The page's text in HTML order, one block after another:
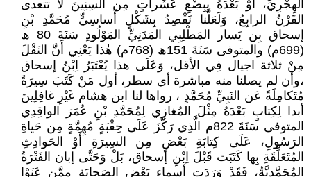
الهِجْرِيِّ، أَوْ بَعْدَهُ بِبِضْعِ عَشَراتٍ مِن السِنِينَ لا تتعدى
القَرْنُ الرابِعُ، وَلَعَلَّنا نَقْصِدُ بِشَكْلٍ أَساسِيٍّ مُحَمَّدِ بْنِ
إسحاق بِن يَسار المَطْلِبِي المَدَنِيِّ المَوْلُودِ سَنَةَ 80 ﮪ
(699م) والمتوفى سَنَةَ 151ﮪ (768م) هٰذا يَعْنِي أَنَّ النَقْلَ
مِنْ ثلاثة اجيال فِي الأقل، وَعَلَى هٰذا يُعْتَبَرُ اِبْنُ إسحاق
،وأن لم يصلنا منه مباشرة أي سطر، أول مَنْ كَتَبَ سِيرَةً
مُتَكامِلَةً عَن النَبِيِّ مُحَمَّدٍ ، رواها لنا ابن هشام غَيْرِ غافِلِينَ
أبدا لِكِتابٍ بَعْدَهُ مِثْلَ المُغازِي لِمُحَمَّدِ بْنِ عُمَرَ الواقِدِي
المتوفى سَنَةَ 822م الَّذِي رَكَّزَ عَلَى حِقْبَةٍ مُهِمَّةٍ مِن حَياةِ
الرَسُولِ، عَلَى كِتابَةِ بَعْضٍ مِن السِيرَةِ أَوْ الحَوادِثِ
المُتَعَلِّقَةِ بِها كَتَبَت قَبْلَ اِبْنِ إسحاق، بَلْ وَحَتَّى إبان الفَتْرَةُ
المُحَمَّدِيَّةُ، فَقَدْ وَرَدَت أسماء بَعْضِ الصَحابَةِ مِمَّن عَنَوْا